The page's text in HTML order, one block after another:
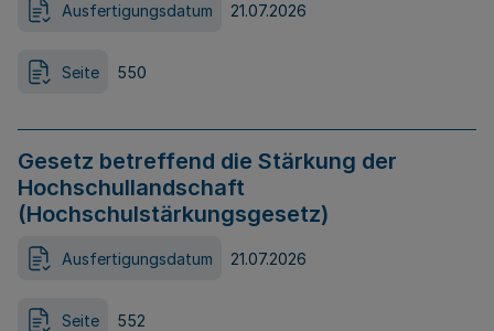
Ausfertigungsdatum 21.07.2026
Seite 550
Gesetz betreffend die Stärkung der
Hochschullandschaft
(Hochschulstärkungsgesetz)
Ausfertigungsdatum 21.07.2026
Seite 552